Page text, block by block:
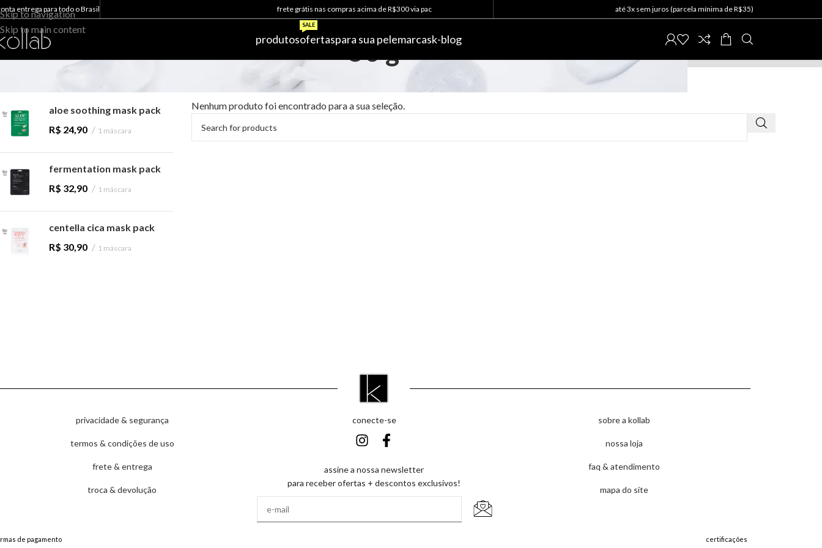
Skip to navigation
Skip to main content
entrega para todo o Brasil frete grátis nas compras acima de R$300 via pac até 3x sem juros (parcela mínima de R$35)
produtosofertas
SALE
para sua pelemarcask-blog
50 g
aloe soothing mask pack
R$ 24,90 1 máscara
fermentation mask pack
R$ 32,90 1 máscara
centella cica mask pack
R$ 30,90 1 máscara
Nenhum produto foi encontrado para a sua seleção.
privacidade & segurança
termos & condições de uso
frete & entrega
troca & devolução
conecte-se
assine a nossa newsletter
para receber ofertas + descontos exclusivos!
sobre a kollab
nossa loja
faq & atendimento
mapa do site
de pagamento certificações